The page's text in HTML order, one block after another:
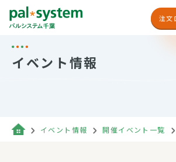
注文
イベント情報
イベント情報 開催イベント一覧